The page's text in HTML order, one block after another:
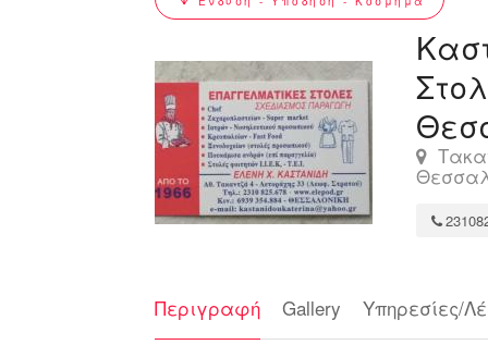
Περιγραφή Gallery Υπηρεσίες/